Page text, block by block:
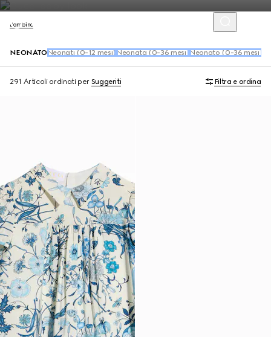
Bambino
NEONATO Neonati (0-12 mesi) Neonata (0-36 mesi) Neonato (0-36 mesi)
291 Articoli ordinati per Suggeriti Filtra e ordina